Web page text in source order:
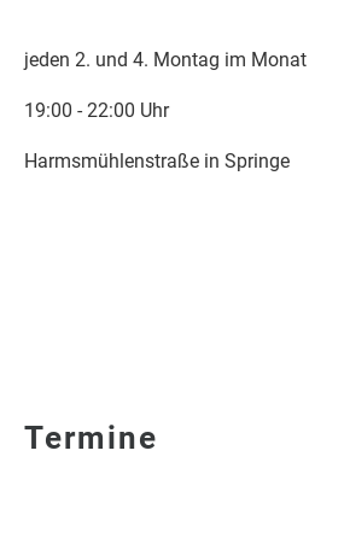
jeden 2. und 4. Montag im Monat
19:00 - 22:00 Uhr
Harmsmühlenstraße in Springe
Termine